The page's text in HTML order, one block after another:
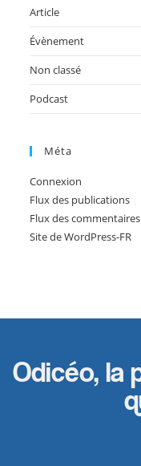
Article
Évènement
Non classé
Podcast
Méta
Connexion
Flux des publications
Flux des commentaires
Site de WordPress-FR
Odicéo, la